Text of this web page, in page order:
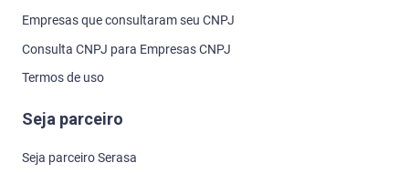
Empresas que consultaram seu CNPJ
Consulta CNPJ para Empresas CNPJ
Termos de uso
Seja parceiro
Seja parceiro Serasa